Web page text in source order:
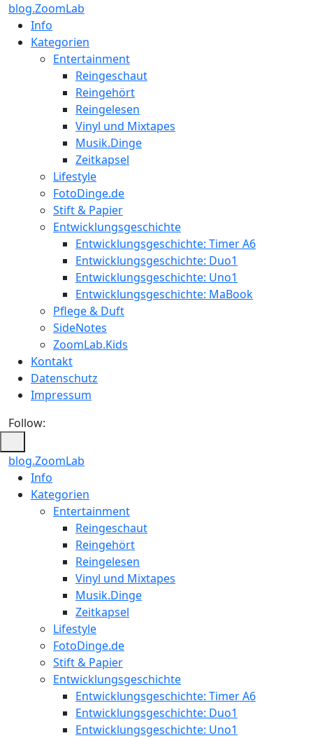
blog.ZoomLab
Info
Kategorien
Entertainment
Reingeschaut
Reingehört
Reingelesen
Vinyl und Mixtapes
Musik.Dinge
Zeitkapsel
Lifestyle
FotoDinge.de
Stift & Papier
Entwicklungsgeschichte
Entwicklungsgeschichte: Timer A6
Entwicklungsgeschichte: Duo1
Entwicklungsgeschichte: Uno1
Entwicklungsgeschichte: MaBook
Pflege & Duft
SideNotes
ZoomLab.Kids
Kontakt
Datenschutz
Impressum
Follow:
blog.ZoomLab
ZoomLab
//
Info
Kategorien
Entertainment
Reingeschaut
Reingehört
Reingelesen
Vinyl und Mixtapes
Musik.Dinge
Zeitkapsel
Lifestyle
FotoDinge.de
Stift & Papier
Entwicklungsgeschichte
Entwicklungsgeschichte: Timer A6
Entwicklungsgeschichte: Duo1
Entwicklungsgeschichte: Uno1